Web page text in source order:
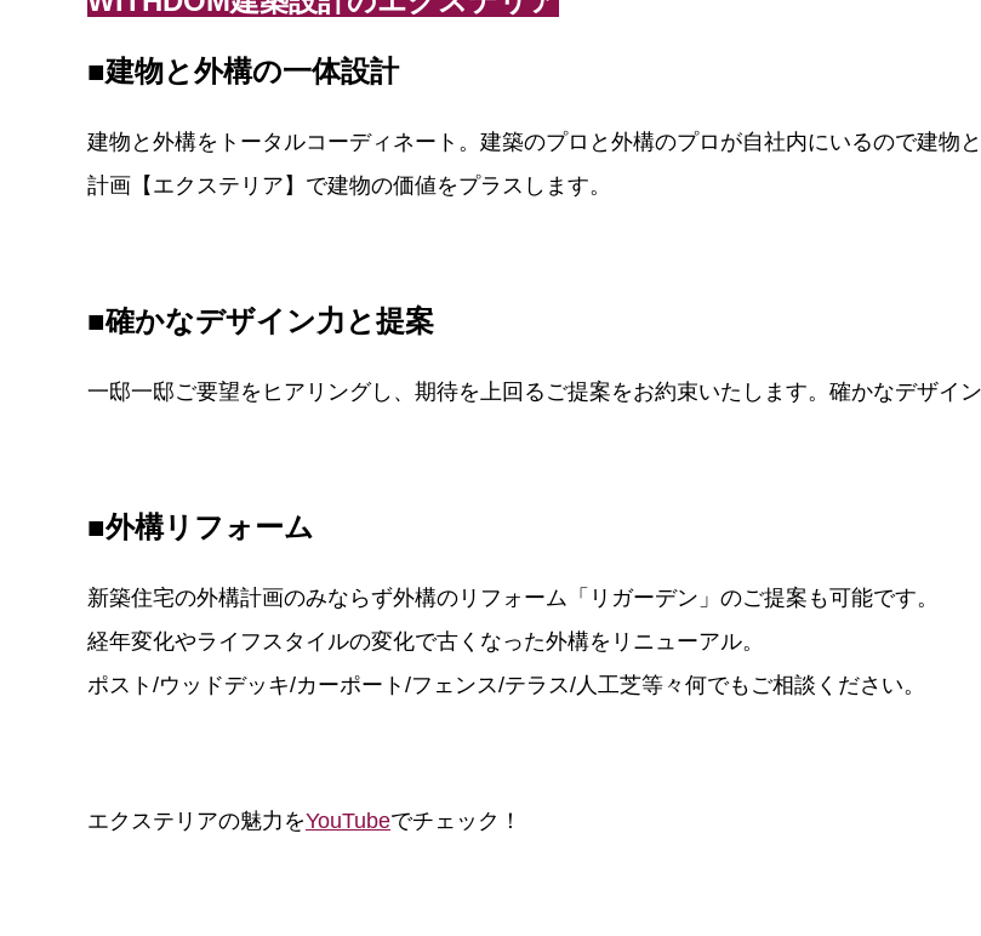
■建物と外構の一体設計
建物と外構をトータルコーディネート。建築のプロと外構のプロが自社内にいるので建物
計画【エクステリア】で建物の価値をプラスします。
■確かなデザイン力と提案
一邸一邸ご要望をヒアリングし、期待を上回るご提案をお約束いたします。確かなデザイ
■外構リフォーム
新築住宅の外構計画のみならず外構のリフォーム「リガーデン」のご提案も可能です。
経年変化やライフスタイルの変化で古くなった外構をリニューアル。
ポスト/ウッドデッキ/カーポート/フェンス/テラス/人工芝等々何でもご相談ください。
エクステリアの魅力をYouTubeでチェック！